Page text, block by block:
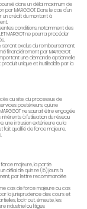
dans un délai maximum de
MARGGOT. Dans le cas d'un
un crédit du montant à
conditions, notamment des
MARGOT ne pourra procéder
seront exclus du remboursement,
financiérement par MARGGOT.
une demande optionnelle
unique et inutilisable par la
au site, du processus de
postérieurs, qu’une
ne saurait être engagée
à l’utilisation du réseau
une intrusion extérieure ou la
fait qualifié de force majeure,
force majeure, la partie
délai de quinze (15) jours à
par lettre recommandée
cas de force majeure ou cas
la jurisprudence des cours et
lock-out, émeute, les
industriel ou litiges